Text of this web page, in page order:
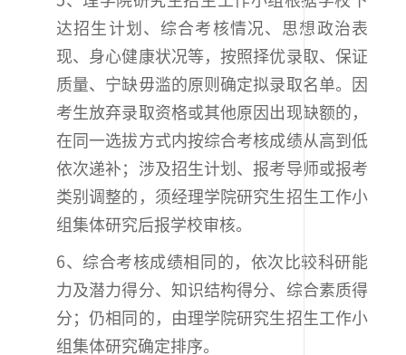
达招生计划、综合考核情况、思想政治表
现、身心健康状况等，按照择优录取、保证
质量、宁缺毋滥的原则确定拟录取名单。因
考生放弃录取资格或其他原因出现缺额的，
在同一选拔方式内按综合考核成绩从高到低
依次递补；涉及招生计划、报考导师或报考
类别调整的，须经理学院研究生招生工作小
组集体研究后报学校审核。
6、综合考核成绩相同的，依次比较科研能
力及潜力得分、知识结构得分、综合素质得
分；仍相同的，由理学院研究生招生工作小
组集体研究确定排序。